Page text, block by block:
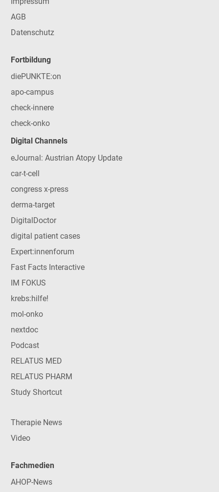
AGB
Datenschutz
Fortbildung
diePUNKTE:on
apo-campus
check-innere
check-onko
Digital Channels
eJournal: Austrian Atopy Update
car-t-cell
congress x-press
derma-target
DigitalDoctor
digital patient cases
Expert:innenforum
Fast Facts Interactive
IM FOKUS
krebs:hilfe!
mol-onko
nextdoc
Podcast
RELATUS MED
RELATUS PHARM
Study Shortcut
Therapie News
Video
Fachmedien
AHOP-News